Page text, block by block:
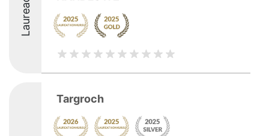
Laureaci
Targroch